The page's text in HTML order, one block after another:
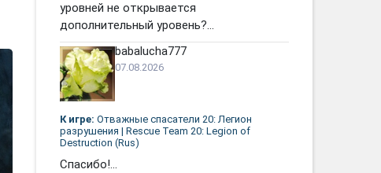
уровней не открывается
дополнительный уровень?...
babalucha777
07.08.2026
К игре: Отважные спасатели 20: Легион
разрушения | Rescue Team 20: Legion of
Destruction (Rus)
Спасибо!...